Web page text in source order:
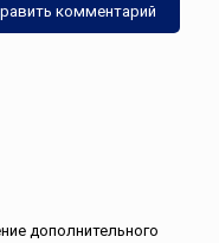
дополнительного